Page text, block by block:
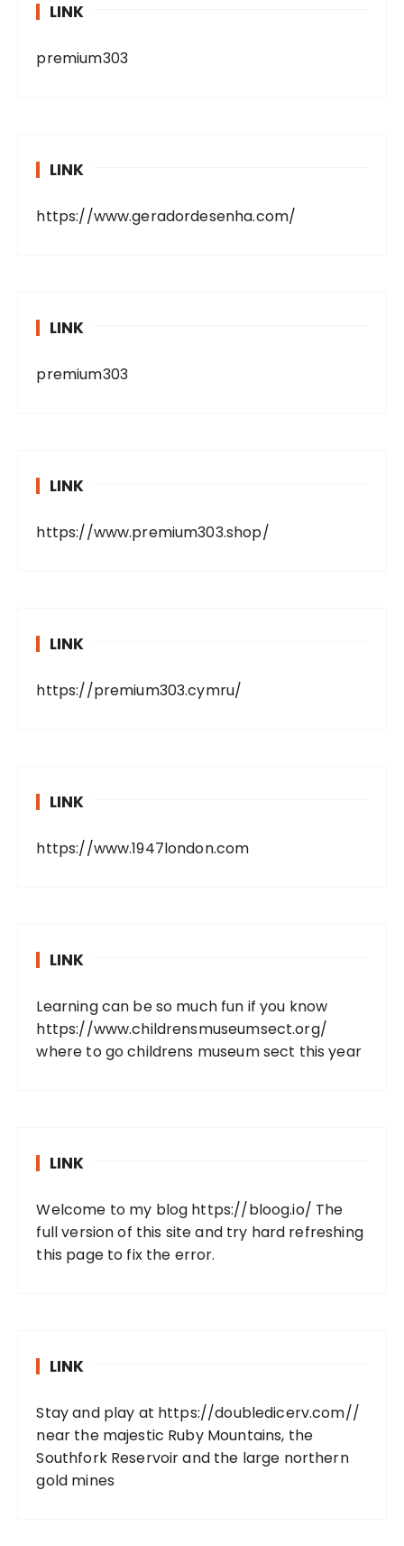
LINK
premium303
LINK
https://www.geradordesenha.com/
LINK
premium303
LINK
https://www.premium303.shop/
LINK
https://premium303.cymru/
LINK
https://www.1947london.com
LINK
Learning can be so much fun if you know
https://www.childrensmuseumsect.org/
where to go childrens museum sect this year
LINK
Welcome to my blog https://bloog.io/ The
full version of this site and try hard refreshing
this page to fix the error.
LINK
Stay and play at https://doubledicerv.com//
near the majestic Ruby Mountains, the
Southfork Reservoir and the large northern
gold mines